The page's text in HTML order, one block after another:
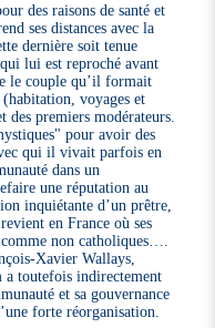
des raisons de santé et
ses distances avec la
dernière soit tenue
lui est reproché avant
le couple qu’il formait
voyages et
des premiers modérateurs.
pour avoir des
qui il vivait parfois en
dans un
une réputation au
inquiétante d’un prêtre,
en France où ses
comme non catholiques….
Xavier Wallays,
toutefois indirectement
et sa gouvernance
forte réorganisation.